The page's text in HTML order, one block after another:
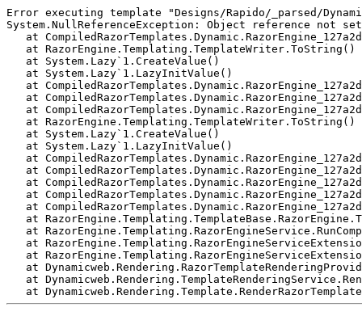
Error executing template "Designs/Rapido/_parsed/
System.NullReferenceException: Object reference not
at
   at RazorEngine.Templating.TemplateWriter.ToString()
   at System.Lazy`1.CreateValue()
   at System.Lazy`1.LazyInitValue()
at
at
at
   at RazorEngine.Templating.TemplateWriter.ToString()
   at System.Lazy`1.CreateValue()
   at System.Lazy`1.LazyInitValue()
at
at
at
at
at
at
at
at
at
at
at